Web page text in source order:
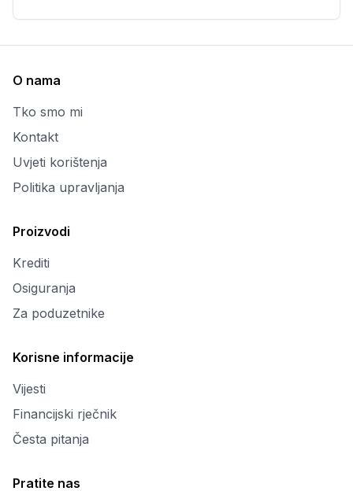
O nama
Tko smo mi
Kontakt
Uvjeti korištenja
Politika upravljanja
Proizvodi
Krediti
Osiguranja
Za poduzetnike
Korisne informacije
Vijesti
Financijski rječnik
Česta pitanja
Pratite nas